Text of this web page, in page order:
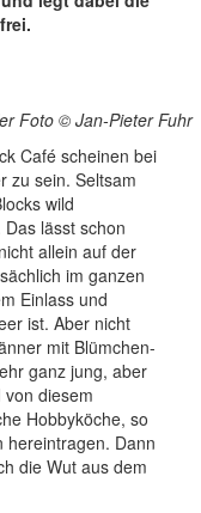
Foto © Jan-Pieter Fuhr
Café scheinen bei
zu sein. Seltsam
wild
lässt schon
allein auf der
im ganzen
Einlass und
ist. Aber nicht
mit Blümchen-
ganz jung, aber
diesem
Hobbyköche, so
hereintragen. Dann
die Wut aus dem